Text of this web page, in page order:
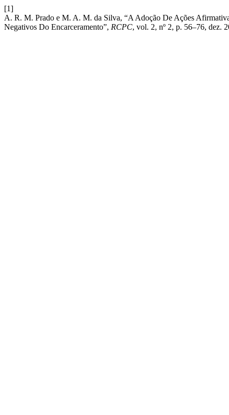
[1]
A. R. M. Prado e M. A. M. da Silva, “A Adoção De Ações
Negativos Do Encarceramento”, RCPC, vol. 2, nº 2, p. 56–76, dez.